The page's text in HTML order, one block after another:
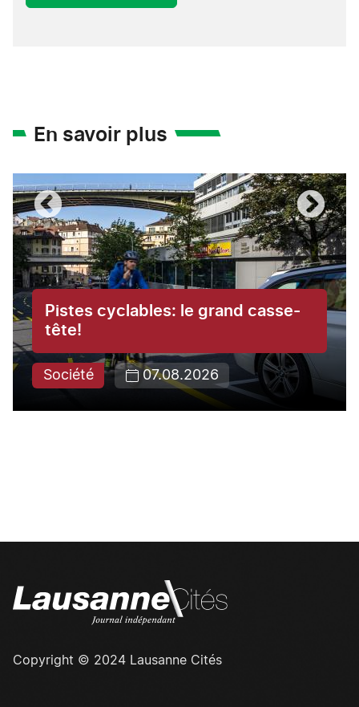
En savoir plus
Pistes cyclables: le grand casse-
tête!
Société 07.08.2026
Copyright © 2024 Lausanne Cités